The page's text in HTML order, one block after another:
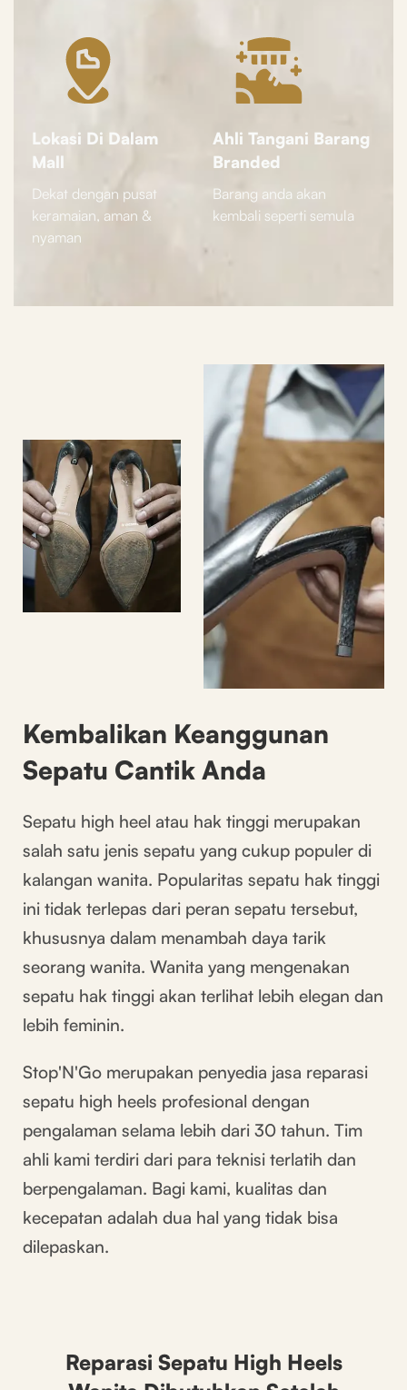
Lokasi Di Dalam
Mall
Dekat dengan pusat
keramaian, aman &
nyaman
Ahli Tangani Barang
Branded
Barang anda akan
kembali seperti semula
Kembalikan Keanggunan
Sepatu Cantik Anda
Sepatu high heel atau hak tinggi merupakan
salah satu jenis sepatu yang cukup populer di
kalangan wanita. Popularitas sepatu hak tinggi
ini tidak terlepas dari peran sepatu tersebut,
khususnya dalam menambah daya tarik
seorang wanita. Wanita yang mengenakan
sepatu hak tinggi akan terlihat lebih elegan dan
lebih feminin.
Stop'N'Go merupakan penyedia jasa reparasi
sepatu high heels profesional dengan
pengalaman selama lebih dari 30 tahun. Tim
ahli kami terdiri dari para teknisi terlatih dan
berpengalaman. Bagi kami, kualitas dan
kecepatan adalah dua hal yang tidak bisa
dilepaskan.
Reparasi Sepatu High Heels